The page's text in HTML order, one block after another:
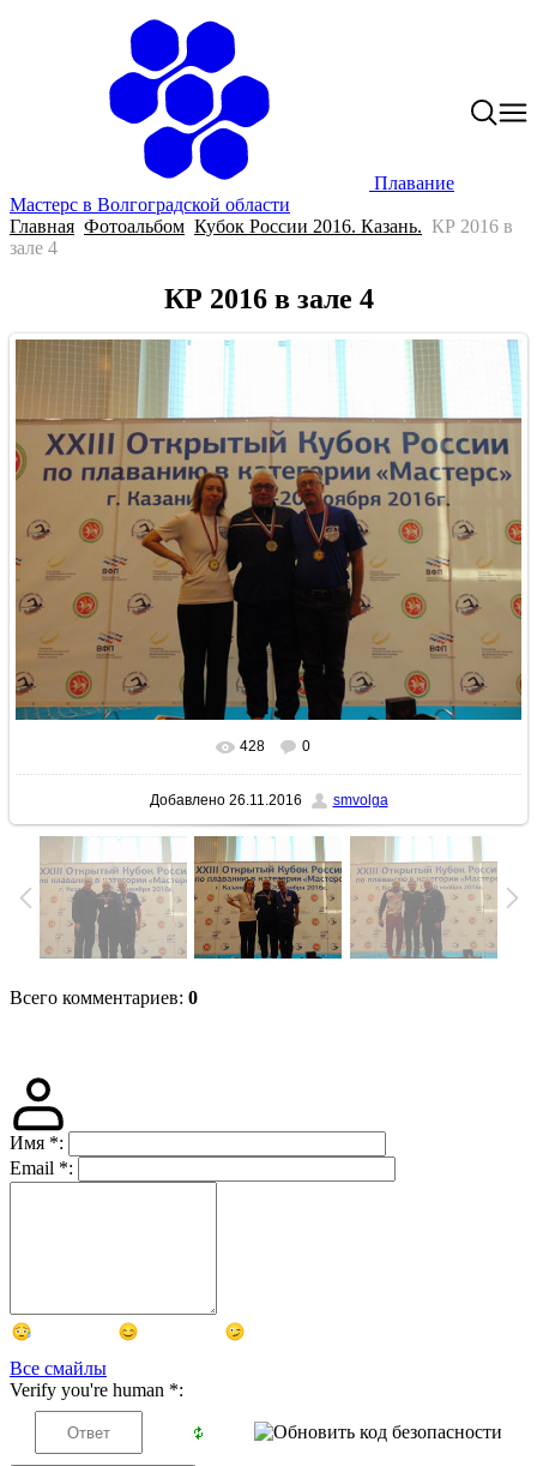
Плавание
Мастерс в Волгоградской области
Главная Фотоальбом Кубок России 2016. Казань. КР 2016 в
зале 4
КР 2016 в зале 4
В реальном размере 1200x900
428 0
Добавлено26.11.2016 smvolga
Всего комментариев: 0
Имя *:
Email *:
Все смайлы
Verify you're human *: